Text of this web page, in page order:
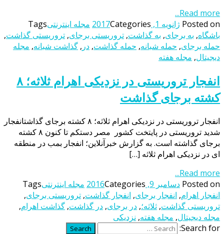
Read more...
Posted on ژانویه 1, 2017 Categories مجله اینترنتیTags
باشگاه, به برجای, به گذاشت, تروریستی برجای, تروریستی گذاشت,
حمله برجای, حمله شبانه, حمله گذاشت, در , گذاشت شبانه, مجله
دیجیتال, مجله هفته
انفجار تروریستی در نزدیکی اهرام ثلاثه؛ ۸
کشته برجای گذاشت
انفجار تروریستی در نزدیکی اهرام ثلاثه؛ ۸ کشته برجای گذاشتانفجار
شدید تروریستی در پایتخت کشور مصر دستکم تا کنون ۸ کشته
برجای گذاشته است. به گزارش خبرآنلاین؛ انفجار بمب در منطقه
ای در نزدیکی اهرام ثلاثه […]
Read more...
Posted on دسامبر 9, 2016 Categories مجله اینترنتیTags
انفجار اهرام, انفجار برجای, انفجار گذاشت, تروریستی برجای,
تروریستی گذاشت, ثلاثه؛, در برجای, در گذاشت, گذاشت اهرام,
مجله دیجیتال, مجله هفته, نزدیکی
Search for:
Search